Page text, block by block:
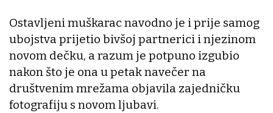
Ostavljeni muškarac navodno je i prije samog
ubojstva prijetio bivšoj partnerici i njezinom
novom dečku, a razum je potpuno izgubio
nakon što je ona u petak navečer na
društvenim mrežama objavila zajedničku
fotografiju s novom ljubavi.